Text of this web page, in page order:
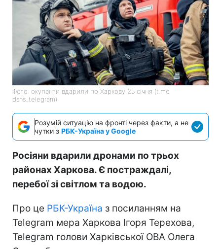
Фото: окупанти вдарили по Харкову 25 січня (t.me
dsns_telegram)
Розумій ситуацію на фронті через факти, а не
чутки з РБК-Україна у Google
Росіяни вдарили дронами по трьох
районах Харкова. Є постраждалі,
перебої зі світлом та водою.
Про це РБК-Україна з посиланням на
Telegram мера Харкова Ігоря Терехова,
Telegram голови Харківської ОВА Олега